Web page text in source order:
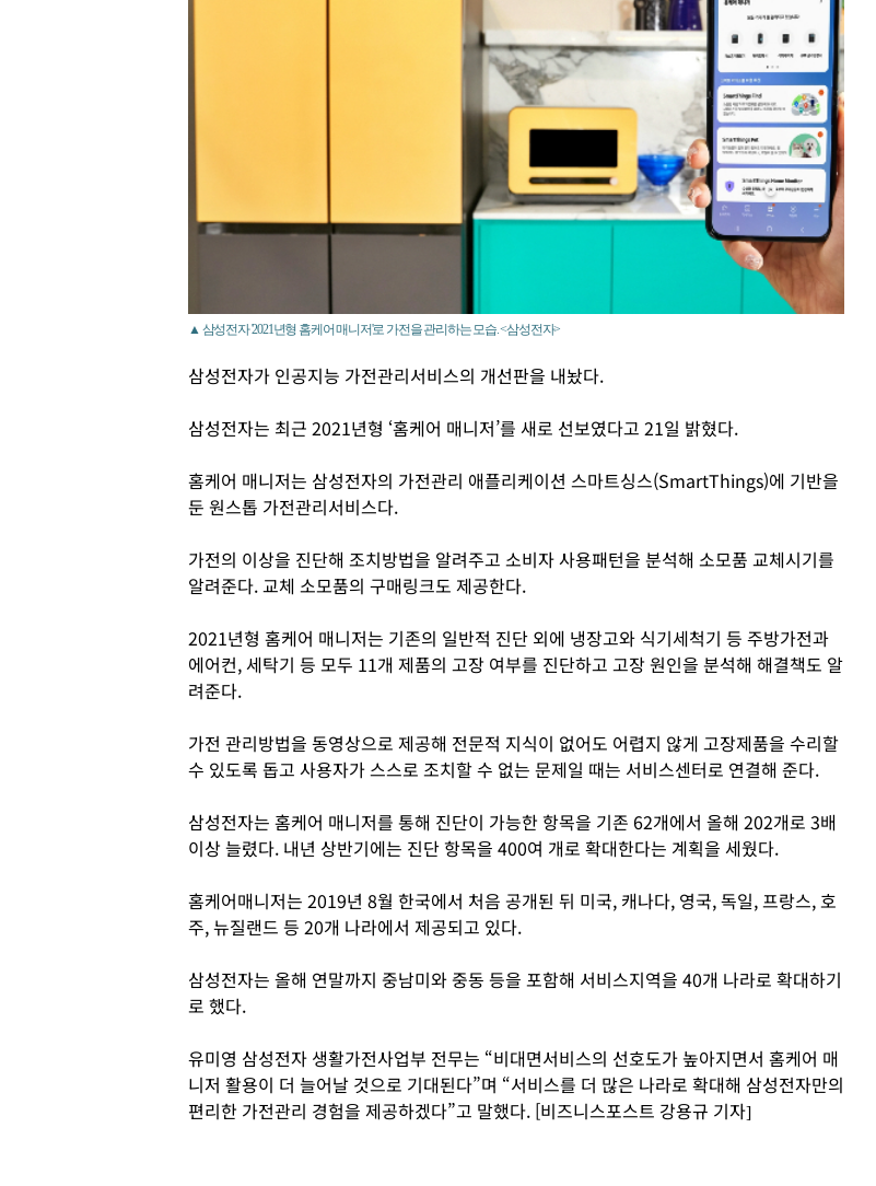
▲ 삼성전자 '2021년형 홈케어 매니저'로 가전을 관리하는 모습. <삼성전자>
삼성전자가 인공지능 가전관리서비스의 개선판을 내놨다.
삼성전자는 최근 2021년형 ‘홈케어 매니저’를 새로 선보였다고 21일 밝혔다.
홈케어 매니저는 삼성전자의 가전관리 애플리케이션 스마트싱스(SmartThings)에 기반을
둔 원스톱 가전관리서비스다.
가전의 이상을 진단해 조치방법을 알려주고 소비자 사용패턴을 분석해 소모품 교체시기를
알려준다. 교체 소모품의 구매링크도 제공한다.
2021년형 홈케어 매니저는 기존의 일반적 진단 외에 냉장고와 식기세척기 등 주방가전과
에어컨, 세탁기 등 모두 11개 제품의 고장 여부를 진단하고 고장 원인을 분석해 해결책도 알
려준다.
가전 관리방법을 동영상으로 제공해 전문적 지식이 없어도 어렵지 않게 고장제품을 수리할
수 있도록 돕고 사용자가 스스로 조치할 수 없는 문제일 때는 서비스센터로 연결해 준다.
삼성전자는 홈케어 매니저를 통해 진단이 가능한 항목을 기존 62개에서 올해 202개로 3배
이상 늘렸다. 내년 상반기에는 진단 항목을 400여 개로 확대한다는 계획을 세웠다.
홈케어매니저는 2019년 8월 한국에서 처음 공개된 뒤 미국, 캐나다, 영국, 독일, 프랑스, 호
주, 뉴질랜드 등 20개 나라에서 제공되고 있다.
삼성전자는 올해 연말까지 중남미와 중동 등을 포함해 서비스지역을 40개 나라로 확대하기
로 했다.
유미영 삼성전자 생활가전사업부 전무는 “비대면서비스의 선호도가 높아지면서 홈케어 매
니저 활용이 더 늘어날 것으로 기대된다”며 “서비스를 더 많은 나라로 확대해 삼성전자만의
편리한 가전관리 경험을 제공하겠다”고 말했다. [비즈니스포스트 강용규 기자]